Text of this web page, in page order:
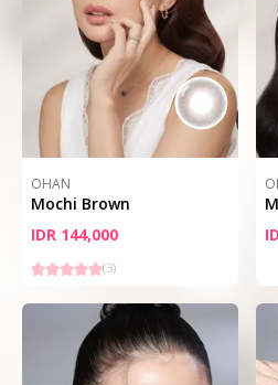
OHAN
Mochi Brown
IDR 144,000
(3)